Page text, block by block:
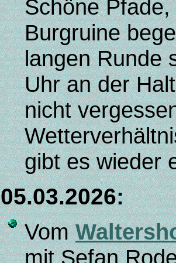
Schöne
Burgruine
langen Runde
Uhr an der
nicht
gibt es wieder
05.03.2026:
Vom
mit Sefan